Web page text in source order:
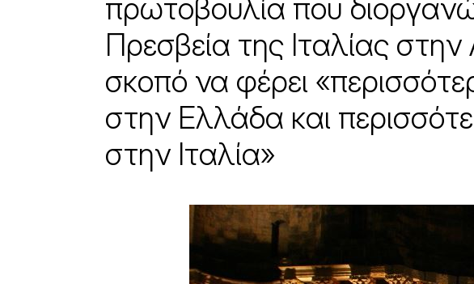
πρωτοβουλία που
Πρεσβεία της Ιταλίας
σκοπό να φέρει
στην Ελλάδα και
στην Ιταλία»